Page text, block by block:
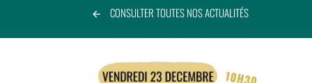
CONSULTER TOUTES NOS ACTUALITÉS